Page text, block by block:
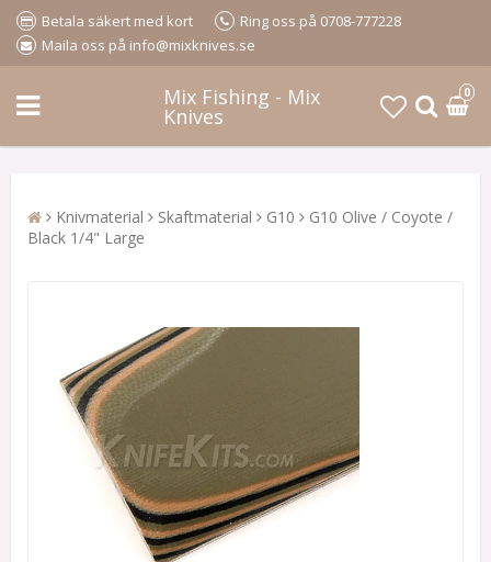
Betala säkert med kort
Ring oss på 0708-777228
Maila oss på info@mixknives.se
Mix Fishing - Mix
Knives
0
Knivmaterial Skaftmaterial G10
G10 Olive / Coyote /
Black 1/4" Large